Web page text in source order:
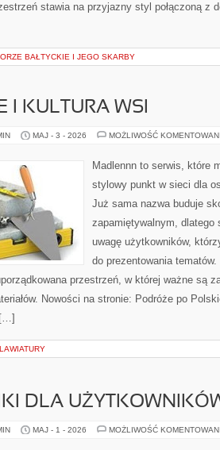
stawia na przyjazny styl połączoną z
BAŁTYCKIE I JEGO SKARBY
I KULTURA WSI
MAJ - 3 - 2026 MOŻLIWOŚĆ
Madlennn to serwis, które
stylowy punkt w sieci dla
Już sama nazwa buduje
zapamiętywalnym, dlatego
uwagę użytkowników,
do prezentowania
przestrzeń, w której ważne są
Nowości na stronie: Podróże po
DLA
MAJ - 1 - 2026 MOŻLIWOŚĆ